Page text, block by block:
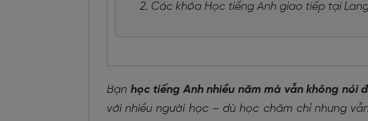
2. Các khóa Học tiếng Anh giao tiếp tại
Bạn học tiếng Anh nhiều năm mà vẫn không nói
với nhiều người học – dù học chăm chỉ nhưng